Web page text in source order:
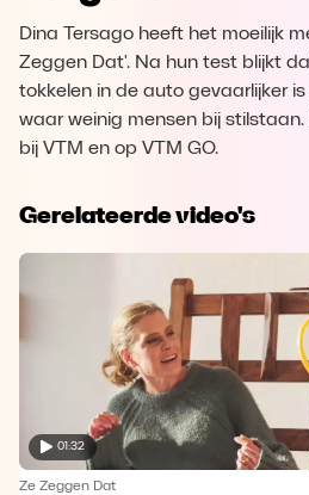
Dina Tersago heeft het moeilijk
Zeggen Dat'. Na hun test blijkt
tokkelen in de auto gevaarlijker
waar weinig mensen bij
bij VTM en op VTM GO.
Gerelateerde video's
01:32
Ze Zeggen Dat